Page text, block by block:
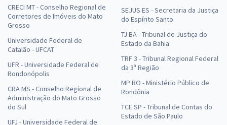
CRECI MT - Conselho Regional de
Corretores de Imóveis do Mato
Grosso
Universidade Federal de
Catalão - UFCAT
UFR - Universidade Federal de
Rondonópolis
CRA MS - Conselho Regional de
Administração do Mato Grosso
do Sul
UFJ - Universidade Federal de
SEJUS ES - Secretaria da Justiça
do Espírito Santo
TJ BA - Tribunal de Justiça do
Estado da Bahia
TRF 3 - Tribunal Regional Federal
da 3ª Região
MP RO - Ministério Público de
Rondônia
TCE SP - Tribunal de Contas do
Estado de São Paulo